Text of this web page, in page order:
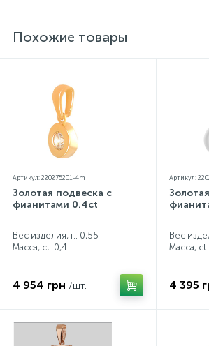
Похожие товары
Артикул: 220275201-4m
Золотая подвеска с
фианитами 0.4ct
Вес изделия, г.: 0,55
Масса, ct: 0,4
4 954 грн /шт.
Артикул:
Вес
Масса, ct:
4 395